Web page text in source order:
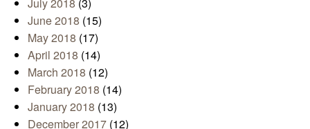
June 2018 (15)
May 2018 (17)
April 2018 (14)
March 2018 (12)
February 2018 (14)
January 2018 (13)
December 2017 (12)